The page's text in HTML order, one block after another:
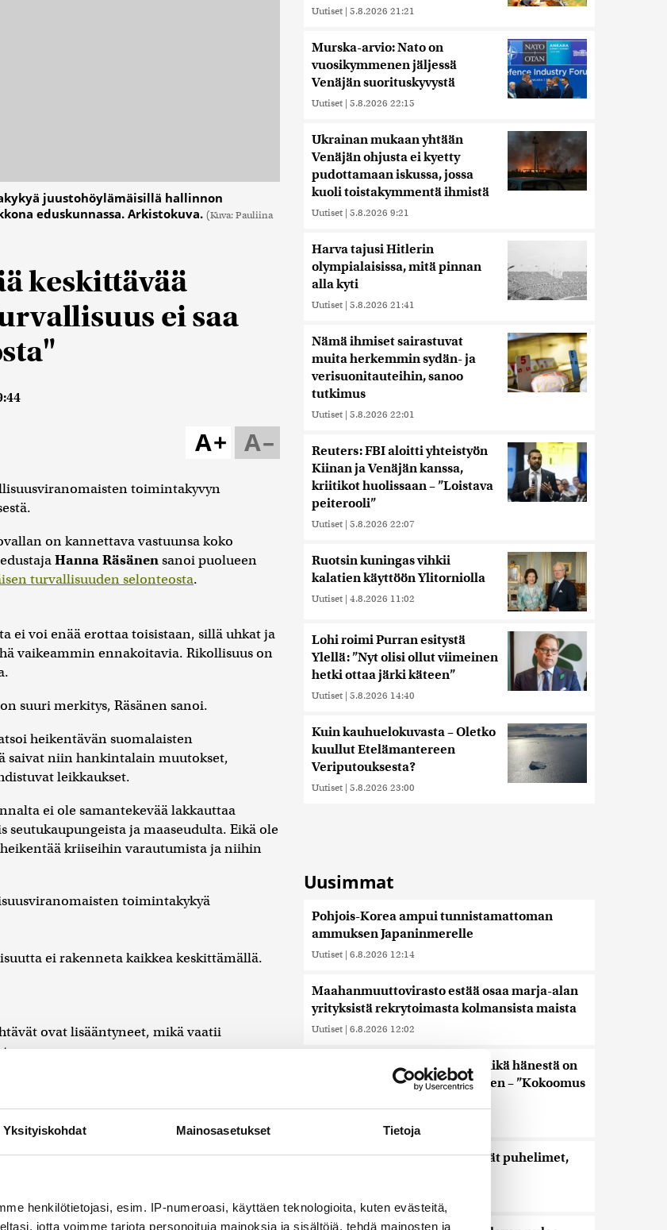
Yksityiskohdat Mainosasetukset Tietoja
henkilötietojasi, esim. IP-numeroasi, käyttäen teknologioita, kuten evästeitä,
jotta voimme tarjota personoituja mainoksia ja sisältöjä, tehdä mainosten ja
juustohöylämäisillä hallinnon
eduskunnassa. Arkistokuva. (Kuva: Pauliina
keskittävää
ei saa
A–
A+
toimintakyvyn
on kannettava vastuunsa koko
Hanna Räsänensanoi puolueen
turvallisuuden selonteosta.
ei voi enää erottaa toisistaan, sillä uhkat ja
vaikeammin ennakoitavia. Rikollisuus on
suuri merkitys, Räsänen sanoi.
heikentävän suomalaisten
saivat niin hankintalain muutokset,
leikkaukset.
ei ole samantekevää lakkauttaa
ja maaseudulta. Eikä ole
kriiseihin varautumista ja niihin
toimintakykyä
ei rakenneta kaikkea keskittämällä.
ovat lisääntyneet, mikä vaatii
rahoitus tulisi laskea mukaan
prosenttia bruttokansantuotteesta.
drooniuhkista.
totesi.
suoraan uhka-alueella oleville.
ja yhteiskunta eivät tiedä, kuinka
Uutiset | 5.8.2026 21:21
Murska-arvio: Nato on
vuosikymmenen jäljessä
Venäjän suorituskyvystä
Uutiset | 5.8.2026 22:15
Ukrainan mukaan yhtään
Venäjän ohjusta ei kyetty
pudottamaan iskussa, jossa
kuoli toistakymmentä ihmistä
Uutiset | 5.8.2026 9:21
Harva tajusi Hitlerin
olympialaisissa, mitä pinnan
alla kyti
Uutiset | 5.8.2026 21:41
Nämä ihmiset sairastuvat
muita herkemmin sydän- ja
verisuonitauteihin, sanoo
tutkimus
Uutiset | 5.8.2026 22:01
Reuters: FBI aloitti yhteistyön
Kiinan ja Venäjän kanssa,
kriitikot huolissaan – ”Loistava
peiterooli”
Uutiset | 5.8.2026 22:07
Ruotsin kuningas vihkii
kalatien käyttöön Ylitorniolla
Uutiset | 4.8.2026 11:02
Lohi roimi Purran esitystä
Ylellä: ”Nyt olisi ollut viimeinen
hetki ottaa järki käteen”
Uutiset | 5.8.2026 14:40
Kuin kauhuelokuvasta – Oletko
kuullut Etelämantereen
Veriputouksesta?
Uutiset | 5.8.2026 23:00
Uusimmat
Pohjois-Korea ampui tunnistamattoman
ammuksen Japaninmerelle
Uutiset | 6.8.2026 12:14
Maahanmuuttovirasto estää osaa marja-alan
yrityksistä rekrytoimasta kolmansista maista
Uutiset | 6.8.2026 12:02
Keskustan Siika-aho kertoo, mikä hänestä on
Ylen gallupin todellinen uutinen – ”Kokoomus
Viime vuonna kouluista lähtivät puhelimet,